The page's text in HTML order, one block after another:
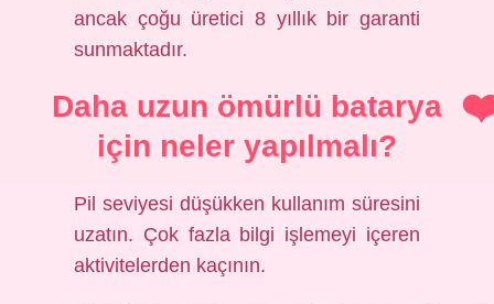
ancak çoğu üretici 8 yıllık bir garanti
sunmaktadır.
Daha uzun ömürlü batarya
için neler yapılmalı?
Pil seviyesi düşükken kullanım süresini
uzatın. Çok fazla bilgi işlemeyi içeren
aktivitelerden kaçının.